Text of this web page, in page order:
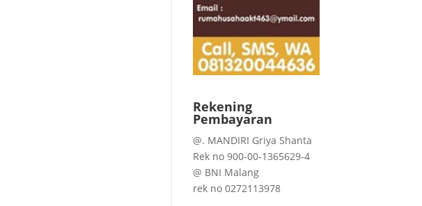
Rekening
Pembayaran
@. MANDIRI Griya Shanta
Rek no 900-00-1365629-4
@ BNI Malang
rek no 0272113978